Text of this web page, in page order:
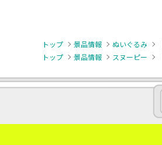
トップ 景品情報 ぬいぐるみ
トップ
景品情報 スヌーピー